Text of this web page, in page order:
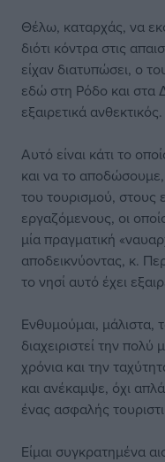
Θέλω, καταρχάς, να
διότι κόντρα στις
είχαν διατυπώσει, ο
εδώ στη Ρόδο και στα
εξαιρετικά ανθεκτικός.
Αυτό είναι κάτι το
και να το
του τουρισμού, στους
εργαζόμενους, οι
μία πραγματική
αποδεικνύοντας, κ.
το νησί αυτό έχει
Ενθυμούμαι, μάλιστα,
διαχειριστεί την
χρόνια και την
και ανέκαμψε, όχι
ένας ασφαλής
Είμαι συγκρατημένα